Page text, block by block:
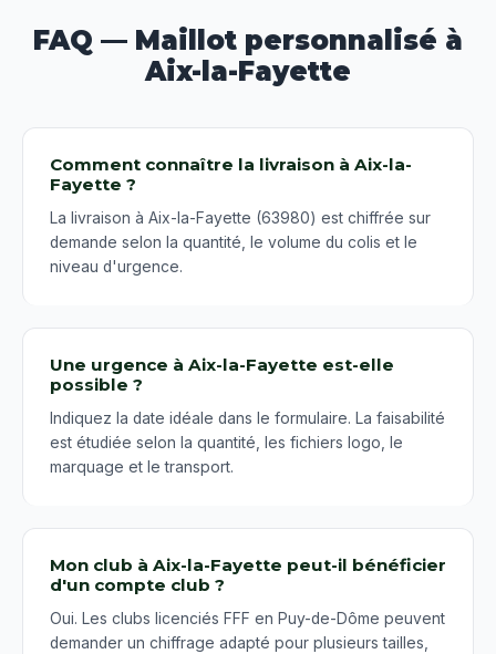
FAQ — Maillot personnalisé à
Aix-la-Fayette
Comment connaître la livraison à Aix-la-
Fayette ?
La livraison à Aix-la-Fayette (63980) est chiffrée sur
demande selon la quantité, le volume du colis et le
niveau d'urgence.
Une urgence à Aix-la-Fayette est-elle
possible ?
Indiquez la date idéale dans le formulaire. La faisabilité
est étudiée selon la quantité, les fichiers logo, le
marquage et le transport.
Mon club à Aix-la-Fayette peut-il bénéficier
d'un compte club ?
Oui. Les clubs licenciés FFF en Puy-de-Dôme peuvent
demander un chiffrage adapté pour plusieurs tailles,